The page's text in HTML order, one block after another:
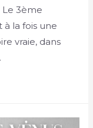
Le 3ème
à la fois une
vraie, dans